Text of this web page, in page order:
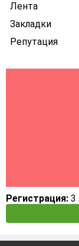
Лента
Закладки
Репутация
Регистрация: 3